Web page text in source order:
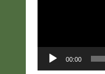
00:00